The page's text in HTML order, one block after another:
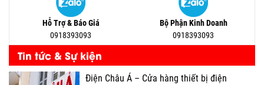
Hỗ Trợ & Báo Giá
0918393093
Bộ Phận Kinh Doanh
0918393093
Tin tức & Sự kiện
Điện Châu Á – Cửa hàng thiết bị điện